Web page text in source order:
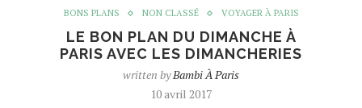
BONS PLANS NON CLASSÉ VOYAGER À PARIS
LE BON PLAN DU DIMANCHE À
PARIS AVEC LES DIMANCHERIES
written byBambi À Paris
10 avril 2017